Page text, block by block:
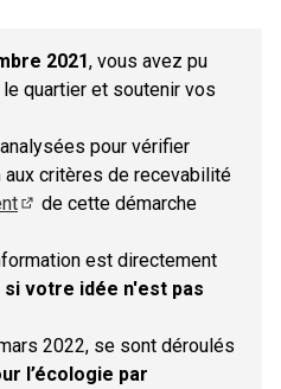
2021, vous avez pu
quartier et soutenir vos
pour vérifier
critères de recevabilité
de cette démarche
est directement
si votre idée n'est pas
2022, se sont déroulés
l’écologie par